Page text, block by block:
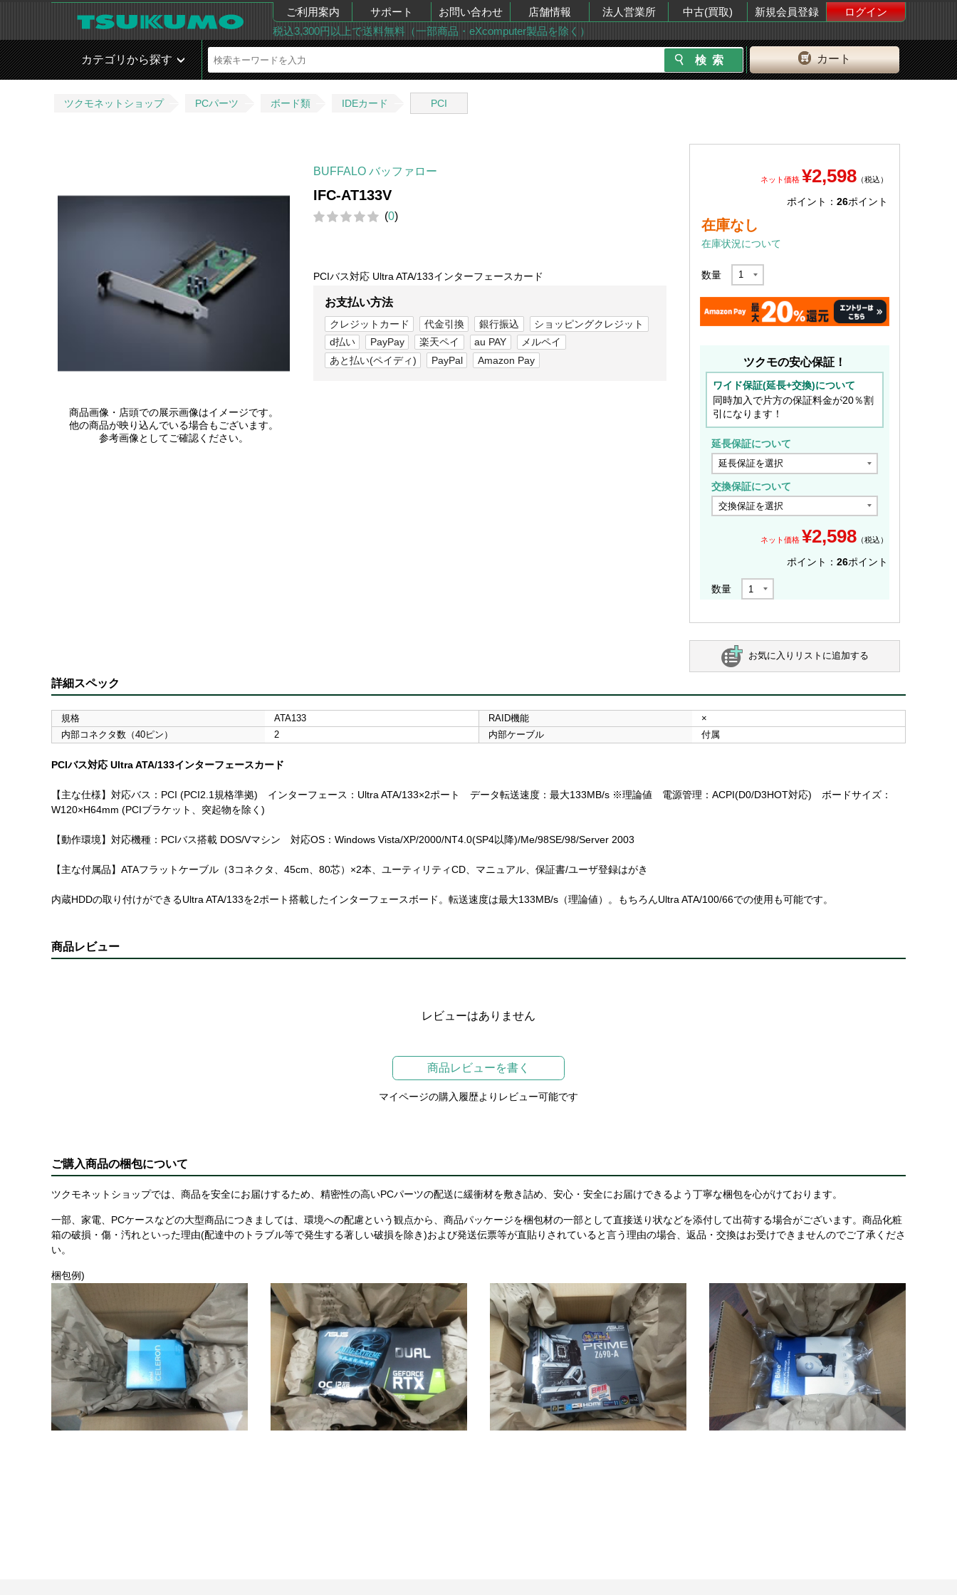
ご利用案内 サポート お問い合わせ 店舗情報 法人営業所 中古(買取) 新規会員登録
ログイン
税込3,300円以上で送料無料（一部商品・eXcomputer製品を除く）
カート
カテゴリから探す
ツクモネットショップ PCパーツ ボード類 IDEカード PCI
商品画像・店頭での展示画像はイメージです。
他の商品が映り込んでいる場合もございます。
参考画像としてご確認ください。
BUFFALO バッファロー
IFC-AT133V
(0)
PCIバス対応 Ultra ATA/133インターフェースカード
お支払い方法
クレジットカード 代金引換 銀行振込
ショッピングクレジット
d払い
PayPay 楽天ペイ au PAY
メルペイ
あと払い(ペイディ)
PayPal Amazon Pay
ネット価格 ¥2,598 （税込）
ポイント： 26ポイント
在庫なし
在庫状況について
数量
ツクモの安心保証！
ワイド保証(延長+交換)について
同時加入で片方の保証料金が20％割
引になります！
延長保証について
交換保証について
ネット価格 ¥2,598 （税込）
ポイント： 26ポイント
数量
お気に入りリストに追加する
詳細スペック
規格 ATA133 RAID機能
×
内部コネクタ数（40ピン）
2 内部ケーブル 付属
PCIバス対応 Ultra ATA/133インターフェースカード
【主な仕様】対応バス：PCI (PCI2.1規格準拠) インターフェース：Ultra ATA/133×2ポート データ転送速度：最大133MB/s ※理論値 電源管理：ACPI(D0/D3HOT対応) ボードサイズ：
W120×H64mm (PCIブラケット、突起物を除く)
【動作環境】対応機種：PCIバス搭載 DOS/Vマシン 対応OS：Windows Vista/XP/2000/NT4.0(SP4以降)/Me/98SE/98/Server 2003
【主な付属品】ATAフラットケーブル（3コネクタ、45cm、80芯）×2本、ユーティリティCD、マニュアル、保証書/ユーザ登録はがき
内蔵HDDの取り付けができるUltra ATA/133を2ポート搭載したインターフェースボード。転送速度は最大133MB/s（理論値）。もちろんUltra ATA/100/66での使用も可能です。
商品レビュー
レビューはありません
商品レビューを書く
マイページの購入履歴よりレビュー可能です
ご購入商品の梱包について
ツクモネットショップでは、商品を安全にお届けするため、精密性の高いPCパーツの配送に緩衝材を敷き詰め、安心・安全にお届けできるよう丁寧な梱包を心がけております。
一部、家電、PCケースなどの大型商品につきましては、環境への配慮という観点から、商品パッケージを梱包材の一部として直接送り状などを添付して出荷する場合がございます。商品化粧
箱の破損・傷・汚れといった理由(配達中のトラブル等で発生する著しい破損を除き)および発送伝票等が直貼りされていると言う理由の場合、返品・交換はお受けできませんのでご了承くださ
い。
梱包例)